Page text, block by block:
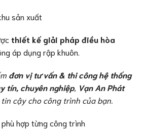
sản xuất
thiết kế giải pháp điều hòa
áp dụng rập khuôn.
đơn vị tư vấn & thi công hệ thống
tín, chuyên nghiệp, Vạn An Phát
cậy cho công trình của bạn.
hợp từng công trình